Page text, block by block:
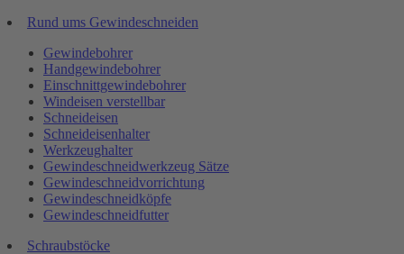
Rund ums Gewindeschneiden
Gewindebohrer
Handgewindebohrer
Einschnittgewindebohrer
Windeisen verstellbar
Schneideisen
Schneideisenhalter
Werkzeughalter
Gewindeschneidwerkzeug Sätze
Gewindeschneidvorrichtung
Gewindeschneidköpfe
Gewindeschneidfutter
Schraubstöcke